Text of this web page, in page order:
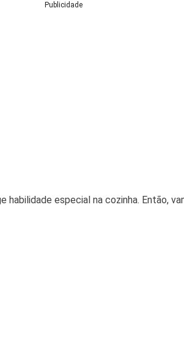
Publicidade
especial na cozinha. Então,